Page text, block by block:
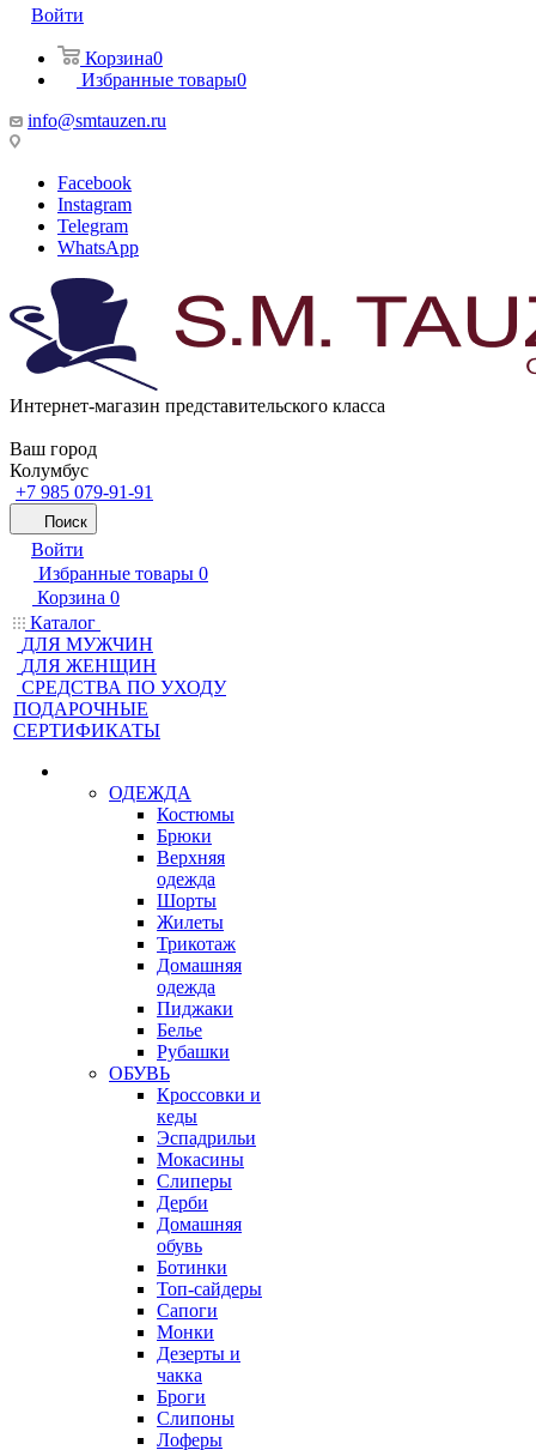
Войти
Корзина0
Избранные товары0
info@smtauzen.ru
Facebook
Instagram
Telegram
WhatsApp
Интернет-магазин представительского класса
Ваш город
Колумбус
+7 985 079-91-91
Поиск
Войти
Избранные товары 0
Корзина 0
Каталог
ДЛЯ МУЖЧИН
ДЛЯ ЖЕНЩИН
CРЕДСТВА ПО УХОДУ
ПОДАРОЧНЫЕ
СЕРТИФИКАТЫ
ОДЕЖДА
Костюмы
Брюки
Верхняя
одежда
Шорты
Жилеты
Трикотаж
Домашняя
одежда
Пиджаки
Белье
Рубашки
ОБУВЬ
Кроссовки и
кеды
Эспадрильи
Мокасины
Слиперы
Дерби
Домашняя
обувь
Ботинки
Топ-сайдеры
Сапоги
Монки
Дезерты и
чакка
Броги
Слипоны
Лоферы